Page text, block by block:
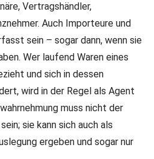
Vertragshändler,
Auch Importeure und
sein – sogar dann, wenn sie
Wer laufend Waren eines
und sich in dessen
wird in der Regel als Agent
muss nicht der
sie kann sich auch als
ergeben und sogar nur